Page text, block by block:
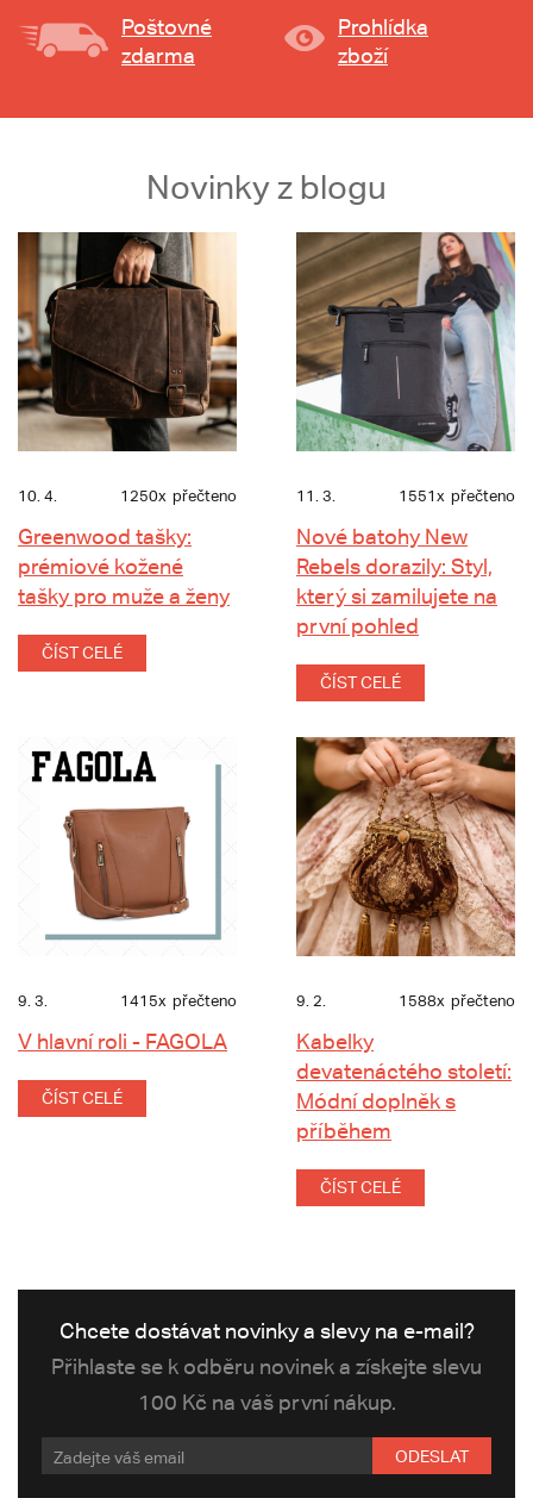
Poštovné
zdarma
Prohlídka
zboží
Novinky z blogu
10. 4. 1250x přečteno
Greenwood tašky:
prémiové kožené
tašky pro muže a ženy
ČÍST CELÉ
11. 3. 1551x přečteno
Nové batohy New
Rebels dorazily: Styl,
který si zamilujete na
první pohled
ČÍST CELÉ
9. 3. 1415x přečteno
V hlavní roli - FAGOLA
ČÍST CELÉ
9. 2. 1588x přečteno
Kabelky
devatenáctého století:
Módní doplněk s
příběhem
ČÍST CELÉ
Chcete dostávat novinky a slevy na e-mail?
Přihlaste se k odběru novinek a získejte slevu
100 Kč na váš první nákup.
ODESLAT